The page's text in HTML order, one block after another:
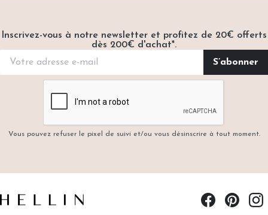
Inscrivez-vous à notre newsletter et profitez de 20€ offerts
dès 200€ d'achat*.
Vous pouvez refuser le pixel de suivi et/ou vous désinscrire à tout moment.